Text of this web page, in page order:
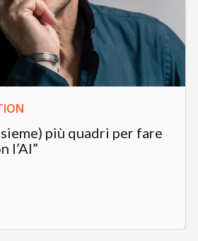
più quadri per fare
l’AI”